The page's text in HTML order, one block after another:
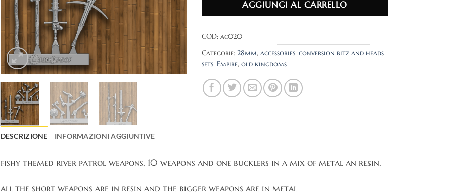
AGGIUNGI AL CARRELLO
COD:ac020
Categorie:28mm,accessories,conversion bitz and heads
sets, Empire,old kingdoms
DESCRIZIONE INFORMAZIONI AGGIUNTIVE
fishy themed river patrol weapons, 10 weapons and one bucklers in a mix of metal an resin.
all the short weapons are in resin and the bigger weapons are in metal